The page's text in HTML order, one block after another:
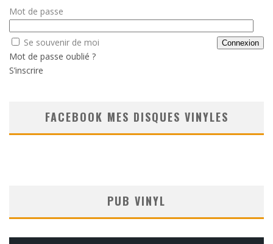
Mot de passe
Se souvenir de moi
Mot de passe oublié ?
S’inscrire
FACEBOOK MES DISQUES VINYLES
PUB VINYL